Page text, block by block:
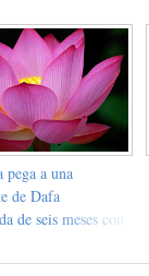
muere de
a una
de Dafa
de seis meses con